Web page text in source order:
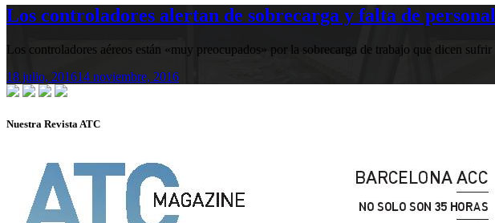
Los controladores alertan de sobrecarga y falta de
Los controladores aéreos están «muy preocupados» por la sobrecarga de trabajo que dicen
18 julio, 201614 noviembre, 2016
Nuestra Revista ATC